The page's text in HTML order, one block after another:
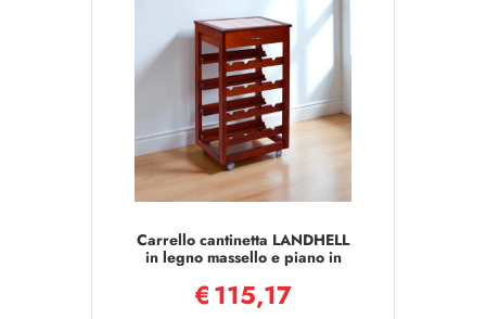
Carrello cantinetta LANDHELL
in legno massello e piano in
€115,17